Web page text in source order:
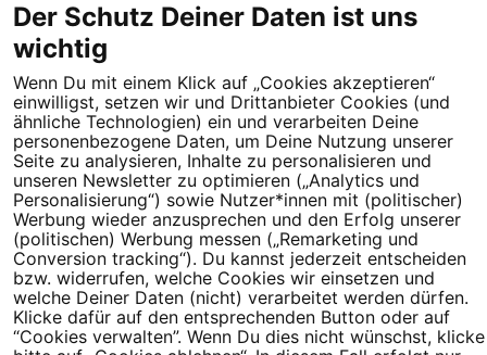
Campact e.V.
IBAN DE95 2‍5‍1‍2 0‍5‍1‍0 6‍9‍8‍0 0‍0‍0‍0 0‍0
SozialBank
Direkt online spenden
Newsletter Hilfe und
FAQKontaktDatenschutzImpressumCookie Einstellungen
Der Schutz Deiner Daten ist uns
wichtig
Wenn Du mit einem Klick auf „Cookies akzeptieren“
einwilligst, setzen wir und Drittanbieter Cookies (und
ähnliche Technologien) ein und verarbeiten Deine
personenbezogene Daten, um Deine Nutzung unserer
Seite zu analysieren, Inhalte zu personalisieren und
unseren Newsletter zu optimieren („Analytics und
Personalisierung“) sowie Nutzer*innen mit (politischer)
Werbung wieder anzusprechen und den Erfolg unserer
(politischen) Werbung messen („Remarketing und
Conversion tracking“). Du kannst jederzeit entscheiden
bzw. widerrufen, welche Cookies wir einsetzen und
welche Deiner Daten (nicht) verarbeitet werden dürfen.
Klicke dafür auf den entsprechenden Button oder auf
“Cookies verwalten”. Wenn Du dies nicht wünschst, klicke